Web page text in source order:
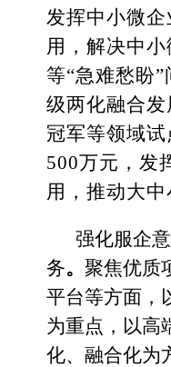
发挥中小微
用， 解决中
等“急难愁盼”
级两化融合发
冠军等领域
500万元 ，发
用，推动大中
强化服企
务。 聚焦优质
平台等方面，
为重点， 以高
化、融合化为